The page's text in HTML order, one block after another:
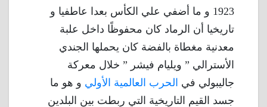
1923 و ما أضفي علي الكأس بعدا عاطفيا و
تاريخيا أن الرماد كان محفوظًا داخل علبة
معدنية مغطاة بالفضة كان يحملها الجندي
الأسترالي ” ويليام فيشر ” خلال معركة
جاليبولي في الحرب العالمية الأولي و هو ما
جسد القيم التاريخية التي ربطت بين البلدين